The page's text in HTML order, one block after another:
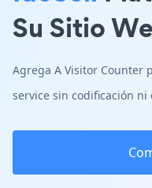
Su Sitio
Agrega A Visitor Counter
service sin codificación ni